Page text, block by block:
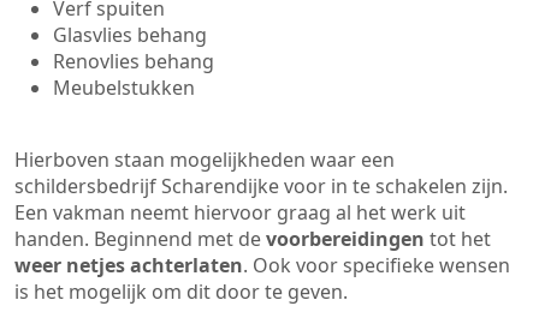
Verf spuiten
Glasvlies behang
Renovlies behang
Meubelstukken
Hierboven staan mogelijkheden waar een
schildersbedrijf Scharendijke voor in te schakelen zijn.
Een vakman neemt hiervoor graag al het werk uit
handen. Beginnend met devoorbereidingen tot het
weer netjes achterlaten. Ook voor specifieke wensen
is het mogelijk om dit door te geven.